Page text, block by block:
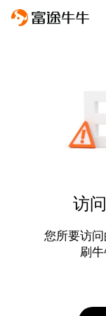
访
您所要访
刷